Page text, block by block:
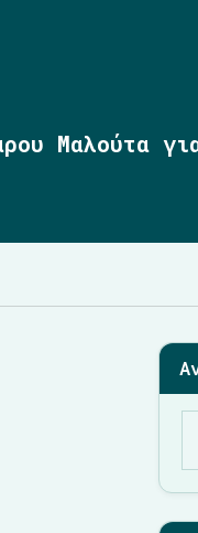
Μαλούτα